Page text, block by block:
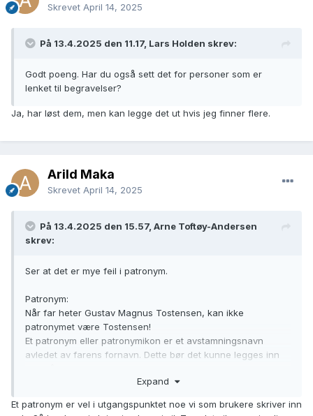
Skrevet April 14, 2025
På 13.4.2025 den 11.17, Lars Holden skrev:
Godt poeng. Har du også sett det for personer som er
lenket til begravelser?
Ja, har løst dem, men kan legge det ut hvis jeg finner flere.
Arild Maka
Skrevet April 14, 2025
På 13.4.2025 den 15.57, Arne Toftøy-Andersen
skrev:
Ser at det er mye feil i patronym.
Patronym:
Når far heter Gustav Magnus Tostensen, kan ikke
patronymet være Tostensen!
Et patronym eller patronymikon er et avstamningsnavn
avledet av farens fornavn. Dette bør det kunne legges inn
Expand
Et patronym er vel i utgangspunktet noe vi som brukere skriver inn